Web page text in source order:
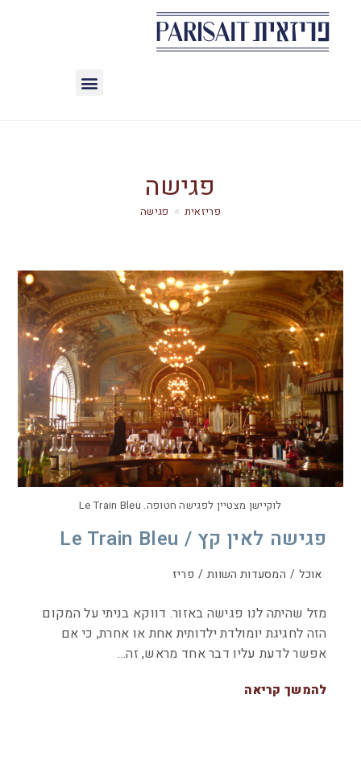
פגישה
> פגישה
לוקיישן מצטיין לפגישה חטופה. Le Train Bleu
פגישה לאין קץ / Le Train Bleu
אוכל / המסעדות השוות / פריז
מזל שהיתה לנו פגישה באזור. דווקא בניתי על המקום
הזה לחגיגת יומולדת ילדותית אחת או אחרת, כי אם
אפשר לדעת עליו דבר אחד מראש, זה…
להמשך קריאה